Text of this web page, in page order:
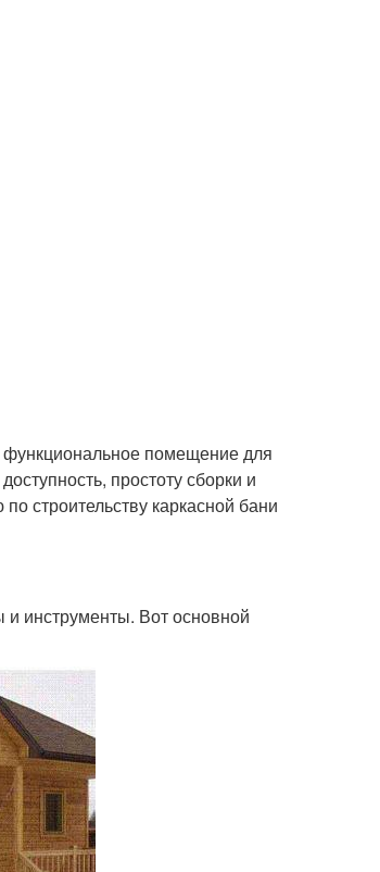
функциональное помещение для
простоту сборки и
строительству каркасной бани
инструменты. Вот основной